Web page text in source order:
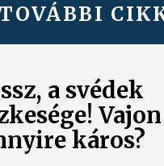
TOVÁBBI
a svédek
Vajon
káros?